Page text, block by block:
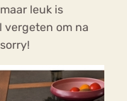
leuk is
vergeten om na